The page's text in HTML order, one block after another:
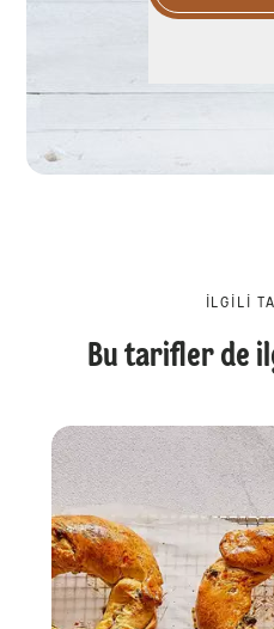
İLGILI
Bu tarifler de